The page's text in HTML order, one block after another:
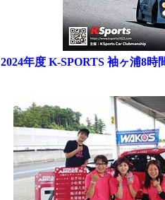
2024年度 K-SPORTS 袖ヶ浦8